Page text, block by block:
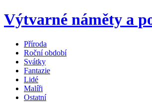
Výtvarné náměty a
Příroda
Roční období
Svátky
Fantazie
Lidé
Malíři
Ostatní